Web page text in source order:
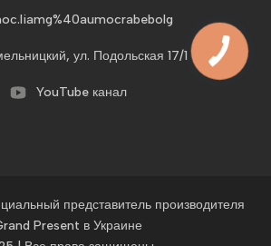
ул. Подольская 17/1
YouTube канал
представитель производителя
Present в Украине